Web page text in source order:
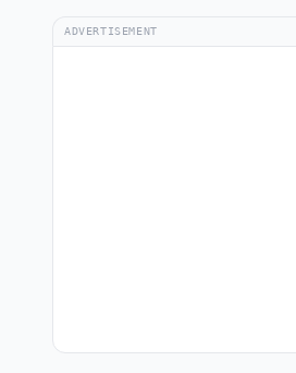
ADVERTISEMENT